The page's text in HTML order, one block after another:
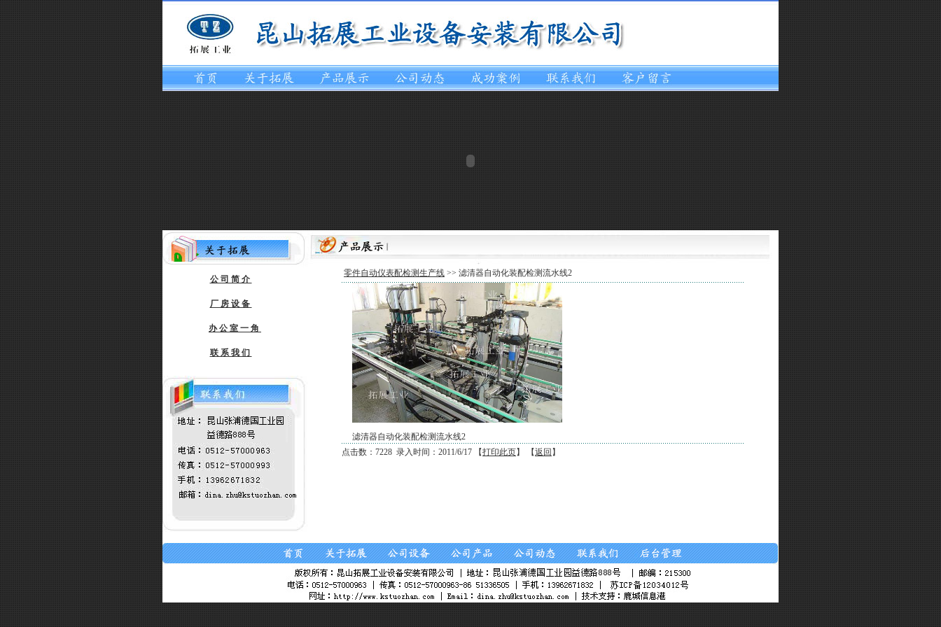
公司简介
厂房设备
办公室一角
联系我们
零件自动仪表配检测生产线 >> 滤清器自动化装配检测流水线2
滤清器自动化装配检测流水线2
点击数：7228 录入时间：2011/6/17 【打印此页】 【返回 】